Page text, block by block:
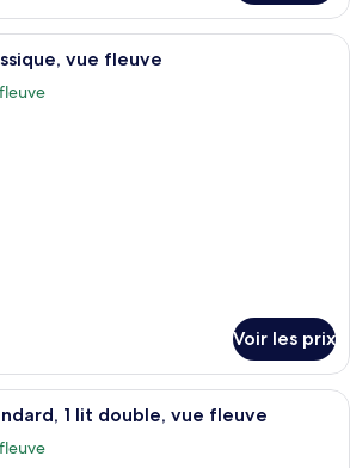
Un lit bien fait, avec un oreiller et
vue fleuve
Voir les prix
Un lit bien fait, avec une tête de lit
1 lit double, vue fleuve